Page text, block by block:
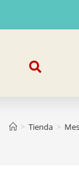
> Tienda >